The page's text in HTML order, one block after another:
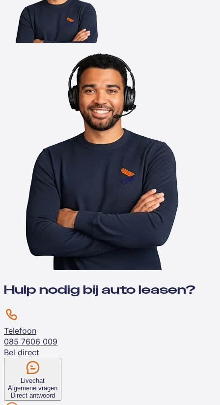
Hulp nodig bij auto leasen?
Telefoon
085 7606 009
Bel direct
Livechat
Algemene vragen
Direct antwoord